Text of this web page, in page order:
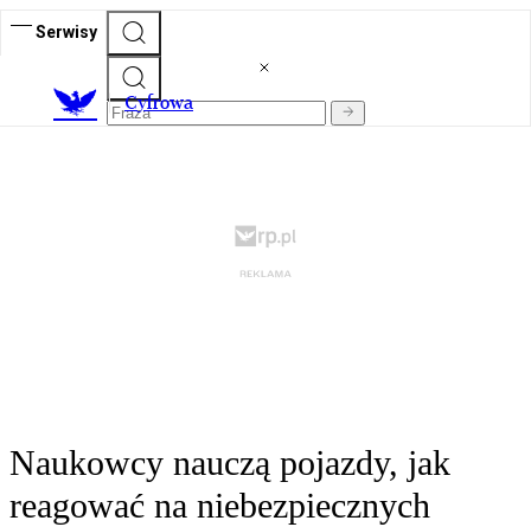
Serwisy
Cyfrowa
Naukowcy nauczą pojazdy, jak
reagować na niebezpiecznych